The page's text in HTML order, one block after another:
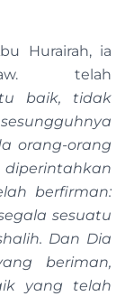
Hurairah, ia
telah
baik, tidak
orang-orang
berfirman:
sesuatu
Dan Dia
beriman,
yang telah